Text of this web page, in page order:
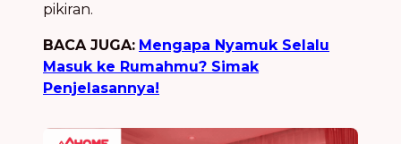
pikiran.
BACA JUGA: Mengapa Nyamuk Selalu
Masuk ke Rumahmu? Simak
Penjelasannya!